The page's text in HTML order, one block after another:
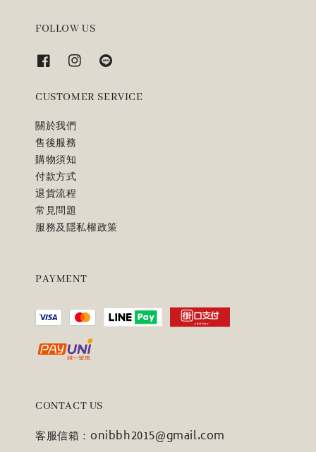
FOLLOW US
CUSTOMER SERVICE
關於我們
售後服務
購物須知
付款方式
退貨流程
常見問題
服務及隱私權政策
PAYMENT
CONTACT US
客服信箱：onibbh2015@gmail.com